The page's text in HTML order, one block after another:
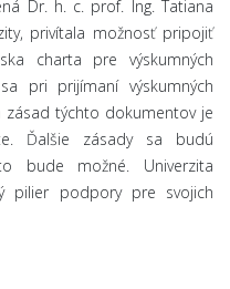
Dr. h. c. prof. Ing. Tatiana
privítala možnosť pripojiť
charta pre výskumných
pri prijímaní výskumných
zásad týchto dokumentov je
Ďalšie zásady sa budú
bude možné. Univerzita
pilier podpory pre svojich